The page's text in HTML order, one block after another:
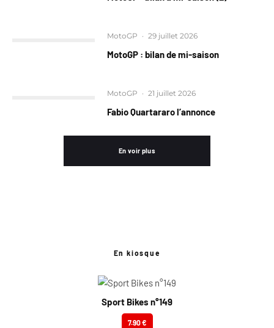
MotoGP · 29 juillet 2026
MotoGP : bilan de mi-saison
MotoGP · 21 juillet 2026
Fabio Quartararo l’annonce
En voir plus
En kiosque
Sport Bikes n°149
7.90 €